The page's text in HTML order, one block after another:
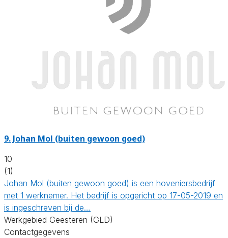
9. Johan Mol (buiten gewoon goed)
10
(1)
Johan Mol (buiten gewoon goed) is een hoveniersbedrijf
met 1 werknemer. Het bedrijf is opgericht op 17-05-2019 en
is ingeschreven bij de…
Werkgebied Geesteren (GLD)
Contactgegevens